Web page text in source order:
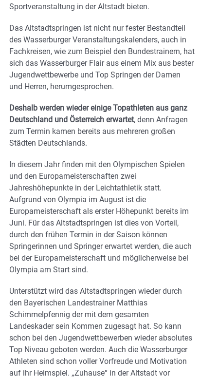
Sportveranstaltung in der Altstadt bieten.
Das Altstadtspringen ist nicht nur fester Bestandteil
des Wasserburger Veranstaltungskalenders, auch in
Fachkreisen, wie zum Beispiel den Bundestrainern, hat
sich das Wasserburger Flair aus einem Mix aus bester
Jugendwettbewerbe und Top Springen der Damen
und Herren, herumgesprochen.
Deshalb werden wieder einige Topathleten aus ganz
Deutschland und Österreich erwartet, denn Anfragen
zum Termin kamen bereits aus mehreren großen
Städten Deutschlands.
In diesem Jahr finden mit den Olympischen Spielen
und den Europameisterschaften zwei
Jahreshöhepunkte in der Leichtathletik statt.
Aufgrund von Olympia im August ist die
Europameisterschaft als erster Höhepunkt bereits im
Juni. Für das Altstadtspringen ist dies von Vorteil,
durch den frühen Termin in der Saison können
Springerinnen und Springer erwartet werden, die auch
bei der Europameisterschaft und möglicherweise bei
Olympia am Start sind.
Unterstützt wird das Altstadtspringen wieder durch
den Bayerischen Landestrainer Matthias
Schimmelpfennig der mit dem gesamten
Landeskader sein Kommen zugesagt hat. So kann
schon bei den Jugendwettbewerben wieder absolutes
Top Niveau geboten werden. Auch die Wasserburger
Athleten sind schon voller Vorfreude und Motivation
auf ihr Heimspiel. „Zuhause“ in der Altstadt vor